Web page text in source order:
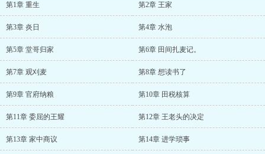
第1章 重生 第2章 王家
第3章 炎日 第4章 水泡
第5章 堂哥归家 第6章 田间扎麦记。
第7章 观刈麦 第8章 想读书了
第9章 官府纳粮 第10章 田税核算
第11章 委屈的王耀 第12章 王老头的决定
第13章 家中商议 第14章 进学琐事